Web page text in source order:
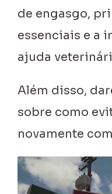
de engasgo,
essenciais e a
ajuda
Além disso,
sobre como
novamente